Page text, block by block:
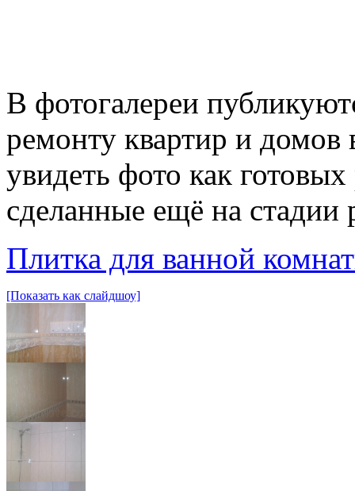
В фотогалереи
ремонту квартир и
увидеть фото как
сделанные ещё на стадии
Плитка для ванной
[Показать как слайдшоу]